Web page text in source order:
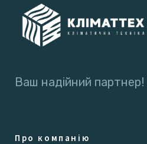
Ваш надійний партнер!
Про компанію